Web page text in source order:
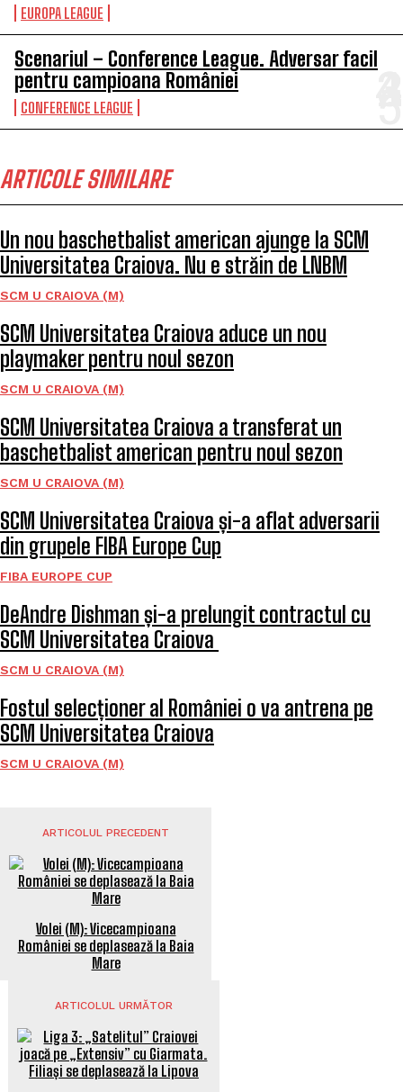
EUROPA LEAGUE
Scenariul – Conference League. Adversar facil
pentru campioana României
CONFERENCE LEAGUE
ARTICOLE SIMILARE
Un nou baschetbalist american ajunge la SCM
Universitatea Craiova. Nu e străin de LNBM
SCM U CRAIOVA (M)
SCM Universitatea Craiova aduce un nou
playmaker pentru noul sezon
SCM U CRAIOVA (M)
SCM Universitatea Craiova a transferat un
baschetbalist american pentru noul sezon
SCM U CRAIOVA (M)
SCM Universitatea Craiova și-a aflat adversarii
din grupele FIBA Europe Cup
FIBA EUROPE CUP
DeAndre Dishman și-a prelungit contractul cu
SCM Universitatea Craiova
SCM U CRAIOVA (M)
Fostul selecționer al României o va antrena pe
SCM Universitatea Craiova
SCM U CRAIOVA (M)
ARTICOLUL PRECEDENT
Volei (M): Vicecampioana
României se deplasează la Baia
Mare
ARTICOLUL URMĂTOR